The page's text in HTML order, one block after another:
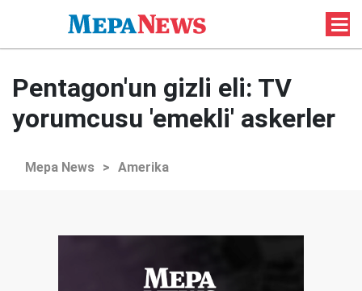
Pentagon'un gizli eli: TV
yorumcusu 'emekli' askerler
Mepa News > Amerika